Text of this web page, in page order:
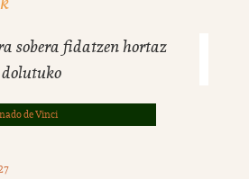
sobera fidatzen hortaz
de Vinci